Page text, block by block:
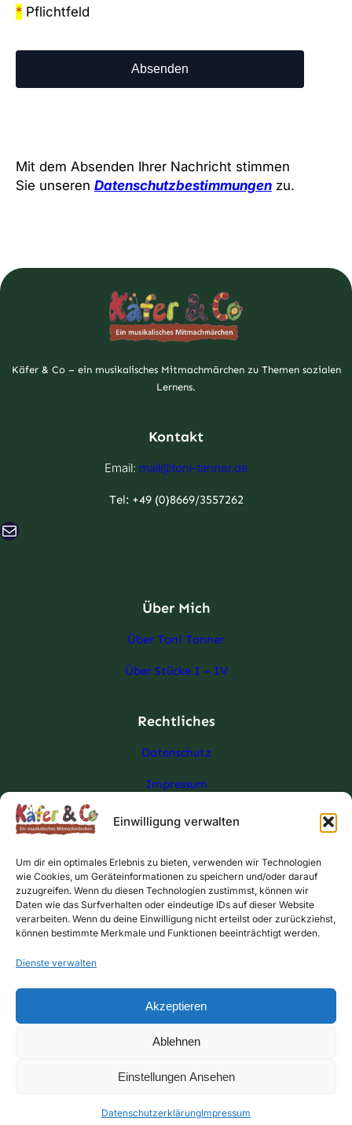
Einwilligung verwalten
Um dir ein optimales Erlebnis zu bieten, verwenden wir Technologien
wie Cookies, um Geräteinformationen zu speichern und/oder darauf
zuzugreifen. Wenn du diesen Technologien zustimmst, können wir
Daten wie das Surfverhalten oder eindeutige IDs auf dieser Website
verarbeiten. Wenn du deine Einwilligung nicht erteilst oder zurückziehst,
können bestimmte Merkmale und Funktionen beeinträchtigt werden.
Dienste verwalten
Akzeptieren
Ablehnen
Einstellungen Ansehen
DatenschutzerklärungImpressum
* Pflichtfeld
Absenden
Mit dem Absenden Ihrer Nachricht stimmen
Sie unseren Datenschutzbestimmungen zu.
Käfer & Co – ein musikalisches Mitmachmärchen zu Themen sozialen
Lernens.
Kontakt
Email: mail@toni-tanner.de
Tel: +49 (0)8669/3557262
E-Mail
Über Mich
Über Toni Tanner
Über Stücke I – IV
Rechtliches
Datenschutz
Impressum
Allgemeine Geschäftsbedingungen